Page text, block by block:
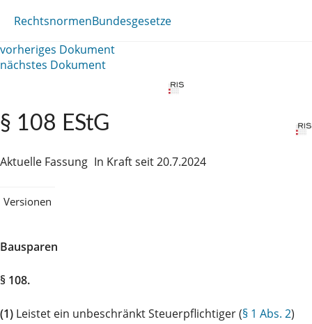
RechtsnormenBundesgesetze
vorheriges Dokument
nächstes Dokument
§ 108 EStG
Aktuelle Fassung In Kraft seit 20.7.2024
Versionen
Bausparen
§ 108.
(1) Leistet ein unbeschränkt Steuerpflichtiger (§ 1 Abs. 2)